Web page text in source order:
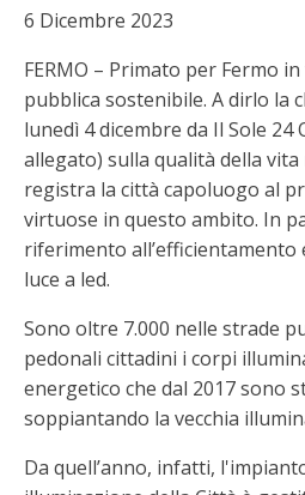
6 Dicembre 2023
FERMO – Primato per Fermo
pubblica sostenibile. A dirlo la
lunedì 4 dicembre da Il Sole 24
allegato) sulla qualità della vita
registra la città capoluogo al
virtuose in questo ambito. In
riferimento
luce a led.
Sono oltre 7.000 nelle strade
pedonali cittadini i corpi
energetico che dal 2017 sono
soppiantando la vecchia
Da quell’anno, infatti,